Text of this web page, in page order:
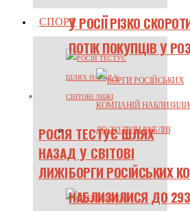
СПОРТ
РОСІЯ ТЕСТУЄ ШЛЯХ
НАЗАД У СВІТОВІ
ЛИЖІ
У РОСІЇ РІЗКО
ПОТІК ПОКУПЦІВ У
БОРГИ РОСІЙСЬКИХ
НАБЛИЗИЛИСЯ ДО